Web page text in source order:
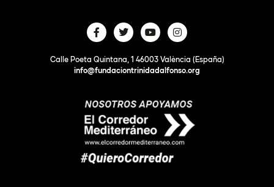
Calle Poeta Quintana, 1 46003 València (España)
info@fundaciontrinidadalfonso.org